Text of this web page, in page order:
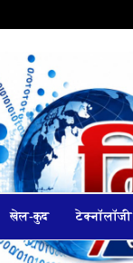
खेल-कुद टेक्नॉलॉजी